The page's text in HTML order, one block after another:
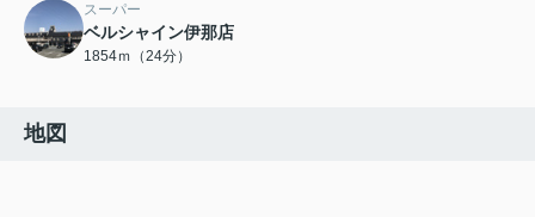
スーパー
ベルシャイン伊那店
1854ｍ（24分）
地図